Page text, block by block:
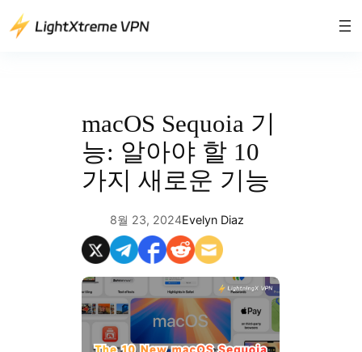
텐
macOS Sequoia 기
능: 알아야 할 10
가지 새로운 기능
8월 23, 2024Evelyn Diaz